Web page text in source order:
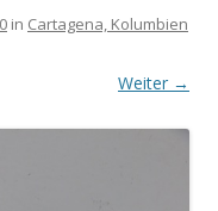
in Cartagena, Kolumbien
Weiter →